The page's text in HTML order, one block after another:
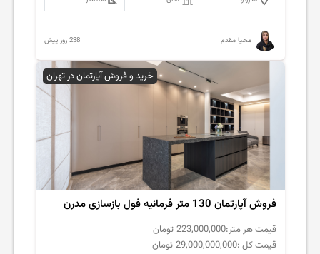
محیا مقدم 238 روز پیش
خرید و فروش آپارتمان در تهران
فروش‌ آپارتمان 130 متر فرمانیه فول بازسازی مدرن
قیمت هر متر:223,000,000 تومان
قیمت کل :29,000,000,000 تومان